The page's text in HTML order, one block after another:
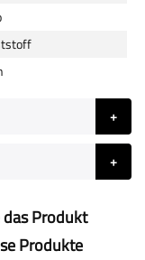
das Produkt
Produkte